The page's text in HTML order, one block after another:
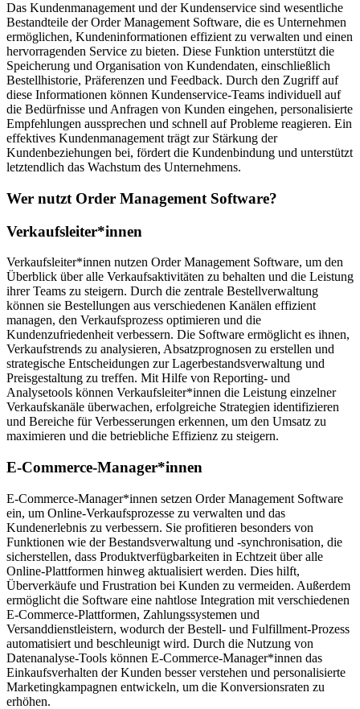
Das Kundenmanagement und der Kundenservice sind wesentliche
Bestandteile der Order Management Software, die es Unternehmen
ermöglichen, Kundeninformationen effizient zu verwalten und einen
hervorragenden Service zu bieten. Diese Funktion unterstützt die
Speicherung und Organisation von Kundendaten, einschließlich
Bestellhistorie, Präferenzen und Feedback. Durch den Zugriff auf
diese Informationen können Kundenservice-Teams individuell auf
die Bedürfnisse und Anfragen von Kunden eingehen, personalisierte
Empfehlungen aussprechen und schnell auf Probleme reagieren. Ein
effektives Kundenmanagement trägt zur Stärkung der
Kundenbeziehungen bei, fördert die Kundenbindung und unterstützt
letztendlich das Wachstum des Unternehmens.
Wer nutzt Order Management Software?
Verkaufsleiter*innen
Verkaufsleiter*innen nutzen Order Management Software, um den
Überblick über alle Verkaufsaktivitäten zu behalten und die Leistung
ihrer Teams zu steigern. Durch die zentrale Bestellverwaltung
können sie Bestellungen aus verschiedenen Kanälen effizient
managen, den Verkaufsprozess optimieren und die
Kundenzufriedenheit verbessern. Die Software ermöglicht es ihnen,
Verkaufstrends zu analysieren, Absatzprognosen zu erstellen und
strategische Entscheidungen zur Lagerbestandsverwaltung und
Preisgestaltung zu treffen. Mit Hilfe von Reporting- und
Analysetools können Verkaufsleiter*innen die Leistung einzelner
Verkaufskanäle überwachen, erfolgreiche Strategien identifizieren
und Bereiche für Verbesserungen erkennen, um den Umsatz zu
maximieren und die betriebliche Effizienz zu steigern.
E-Commerce-Manager*innen
E-Commerce-Manager*innen setzen Order Management Software
ein, um Online-Verkaufsprozesse zu verwalten und das
Kundenerlebnis zu verbessern. Sie profitieren besonders von
Funktionen wie der Bestandsverwaltung und -synchronisation, die
sicherstellen, dass Produktverfügbarkeiten in Echtzeit über alle
Online-Plattformen hinweg aktualisiert werden. Dies hilft,
Überverkäufe und Frustration bei Kunden zu vermeiden. Außerdem
ermöglicht die Software eine nahtlose Integration mit verschiedenen
E-Commerce-Plattformen, Zahlungssystemen und
Versanddienstleistern, wodurch der Bestell- und Fulfillment-Prozess
automatisiert und beschleunigt wird. Durch die Nutzung von
Datenanalyse-Tools können E-Commerce-Manager*innen das
Einkaufsverhalten der Kunden besser verstehen und personalisierte
Marketingkampagnen entwickeln, um die Konversionsraten zu
erhöhen.